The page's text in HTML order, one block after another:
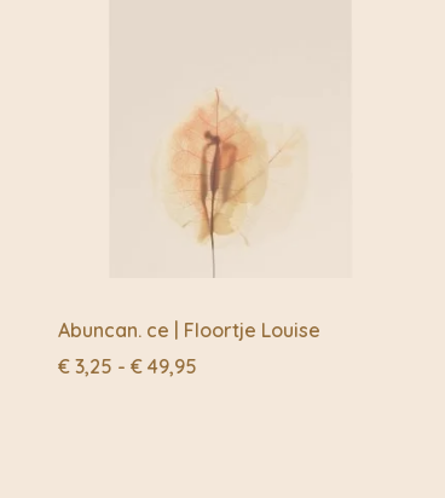
Abuncan. ce | Floortje Louise
€ 3,25 - € 49,95